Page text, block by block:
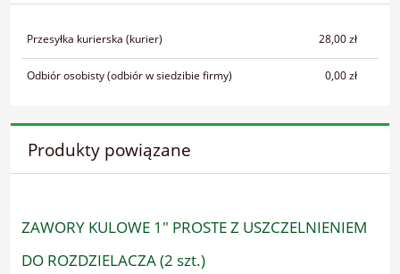
Przesyłka kurierska (kurier) 28,00 zł
Odbiór osobisty(odbiór w siedzibie firmy) 0,00 zł
Produkty powiązane
ZAWORY KULOWE 1" PROSTE Z USZCZELNIENIEM
DO ROZDZIELACZA (2 szt.)